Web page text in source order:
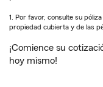
1. Por favor, consulte su
propiedad cubierta y de las
¡Comience su
hoy mismo!